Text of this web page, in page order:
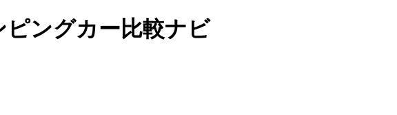
ピングカー比較ナビ